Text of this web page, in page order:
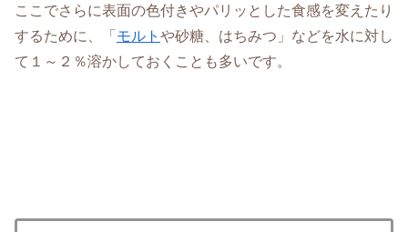
ここでさらに表面の色付きやパリッとした食感を変えたり
するために、「 モルト や砂糖、はちみつ」などを水に対し
て１～２％溶かしておくことも多いです。